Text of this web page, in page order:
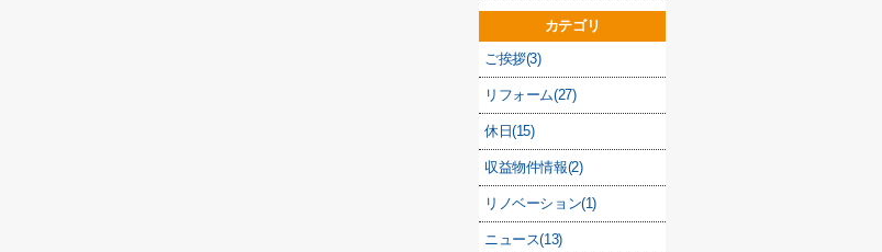
カテゴリ
ご挨拶(3)
リフォーム(27)
休日(15)
収益物件情報(2)
リノベーション(1)
ニュース(13)